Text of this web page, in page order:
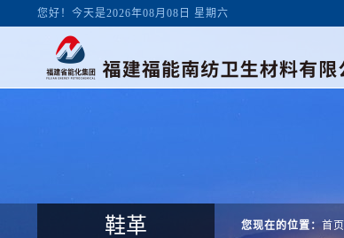
您好！今天是2026年08月08日 星期六
鞋革 您现在的位置： 首页